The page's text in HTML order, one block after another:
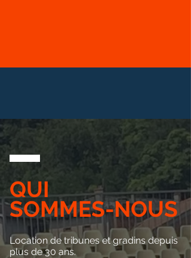
QUI
SOMMES-NOUS
Location de tribunes et gradins depuis
plus de 30 ans.